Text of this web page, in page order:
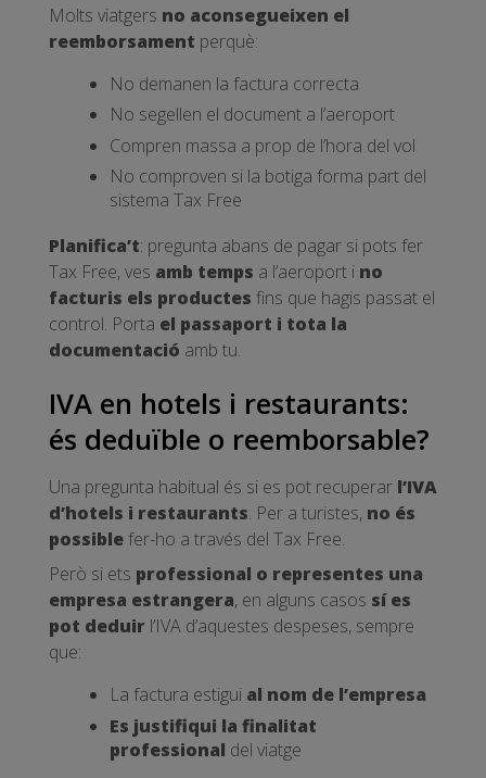
Molts viatgers no aconsegueixen el
reemborsament perquè:
No demanen la factura correcta
No segellen el document a l’aeroport
Compren massa a prop de l’hora del vol
No comproven si la botiga forma part del
sistema Tax Free
Planifica’t: pregunta abans de pagar si pots fer
Tax Free, ves amb temps a l’aeroport i no
facturis els productes fins que hagis passat el
control. Porta el passaport i tota la
documentació amb tu.
IVA en hotels i restaurants:
és deduïble o reemborsable?
Una pregunta habitual és si es pot recuperar l’IVA
d’hotels i restaurants. Per a turistes, no és
possiblefer-ho a través del Tax Free.
Però si ets professional o representes una
empresa estrangera, en alguns casos sí es
pot deduir l’IVA d’aquestes despeses, sempre
que:
La factura estigui al nom de l’empresa
Es justifiqui la finalitat
professional del viatge